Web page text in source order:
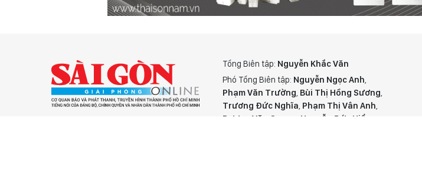
Tổng Biên tập: Nguyễn Khắc Văn
Phó Tổng Biên tập: Nguyễn Ngọc Anh,
Phạm Văn Trường, Bùi Thị Hồng Sương,
Trương Đức Nghĩa, Phạm Thị Vân Anh,
Dương Văn Quang
Nguyễn Đức Hiển